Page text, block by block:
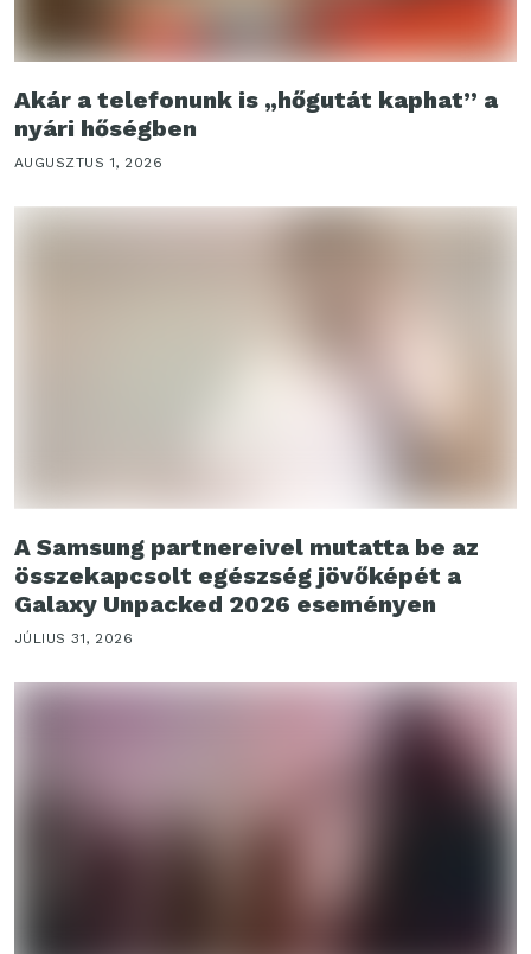
Akár a telefonunk is „hőgutát kaphat” a
nyári hőségben
AUGUSZTUS 1, 2026
A Samsung partnereivel mutatta be az
összekapcsolt egészség jövőképét a
Galaxy Unpacked 2026 eseményen
JÚLIUS 31, 2026